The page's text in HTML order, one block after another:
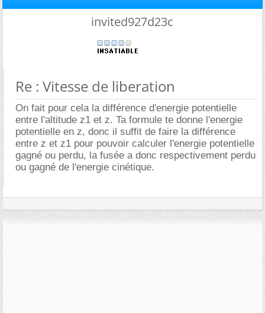
invited927d23c
Re : Vitesse de liberation
On fait pour cela la différence d'energie potentielle
entre l'altitude z1 et z. Ta formule te donne l'energie
potentielle en z, donc il suffit de faire la différence
entre z et z1 pour pouvoir calculer l'energie potentielle
gagné ou perdu, la fusée a donc respectivement perdu
ou gagné de l'energie cinétique.